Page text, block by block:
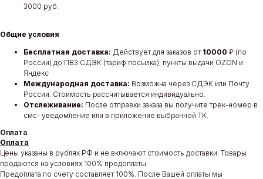
3000 руб.
Общие условия
Бесплатная доставка: Действует для заказов от 10000 ₽ (по
России) до ПВЗ СДЭК (тариф посылка), пункты выдачи OZON и
Яндекс
Международная доставка: Возможна через СДЭК или Почту
России. Стоимость рассчитывается индивидуально.
Отслеживание: После отправки заказа вы получите трек-номер в
смс- уведомление или в приложение выбранной ТК.
Оплата
Оплата
Цены указаны в рублях РФ и не включают стоимость доставки. Товары
продаются на условиях 100% предоплаты.
Предоплата по счету составляет 100%. После Вашей оплаты мы